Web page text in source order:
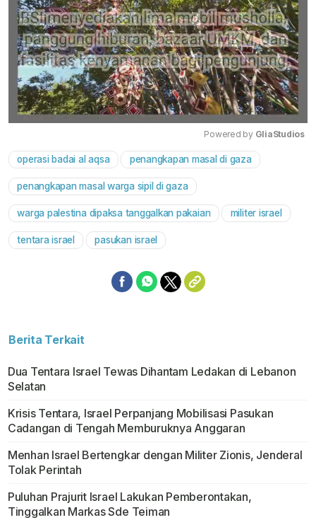
Mute
Powered by GliaStudios
operasi badai al aqsa penangkapan masal di gaza
penangkapan masal warga sipil di gaza
warga palestina dipaksa tanggalkan pakaian militer israel
tentara israel pasukan israel
Berita Terkait
Dua Tentara Israel Tewas Dihantam Ledakan di Lebanon
Selatan
Krisis Tentara, Israel Perpanjang Mobilisasi Pasukan
Cadangan di Tengah Memburuknya Anggaran
Menhan Israel Bertengkar dengan Militer Zionis, Jenderal
Tolak Perintah
Puluhan Prajurit Israel Lakukan Pemberontakan,
Tinggalkan Markas Sde Teiman